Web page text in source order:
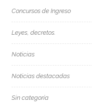
Concursos de Ingreso
Leyes, decretos.
Noticias
Noticias destacadas
Sin categoría